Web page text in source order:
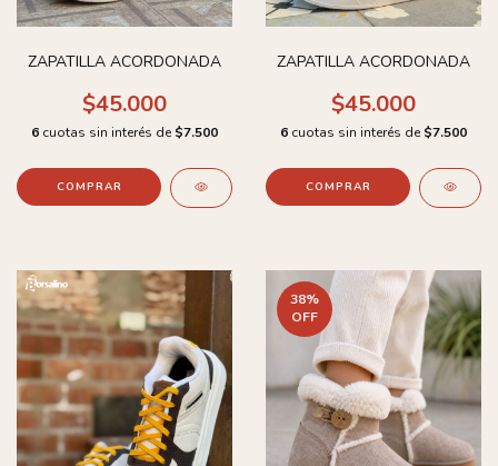
ZAPATILLA ACORDONADA
$45.000
6 cuotas sin interés de $7.500
COMPRAR
ZAPATILLA ACORDONADA
$45.000
6 cuotas sin interés de $7.500
COMPRAR
38%
OFF